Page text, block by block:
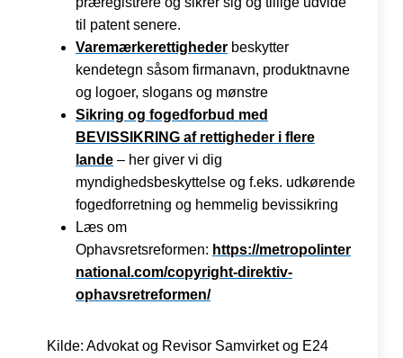
til patent senere.
Varemærkerettigheder beskytter
kendetegn såsom firmanavn, produktnavne
og logoer, slogans og mønstre
Sikring og fogedforbud med
BEVISSIKRING af rettigheder i flere
lande – her giver vi dig
myndighedsbeskyttelse og f.eks. udkørende
fogedforretning og hemmelig bevissikring
Læs om
Ophavsretsreformen: https://metropolinter
national.com/copyright-direktiv-
ophavsretreformen/
Kilde: Advokat og Revisor Samvirket og E24